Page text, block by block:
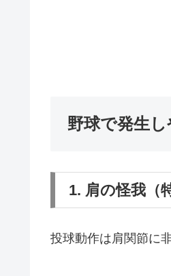
野球で発生
1. 肩の怪我（
投球動作は肩関節に